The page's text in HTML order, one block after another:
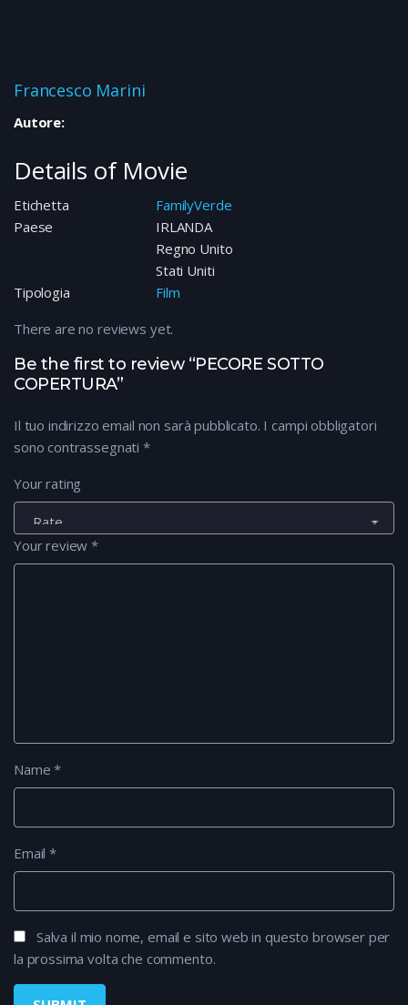
Francesco Marini
Autore:
Details of Movie
Etichetta
FamilyVerde
Paese
IRLANDA
Regno Unito
Stati Uniti
Tipologia
Film
Be the first to review “PECORE SOTTO
COPERTURA”
Il tuo indirizzo email non sarà pubblicato. I campi obbligatori
sono contrassegnati *
Your rating
Your review*
Name*
Email*
Salva il mio nome, email e sito web in questo browser per
la prossima volta che commento.
There are no reviews yet.